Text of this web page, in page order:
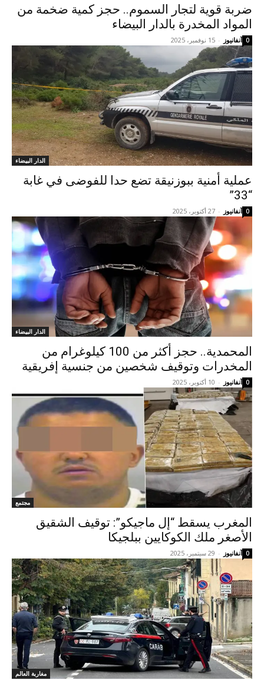
ضربة قوية لتجار السموم.. حجز كمية ضخمة من
المواد المخدرة بالدار البيضاء
آنفانيوز - 15 نوفمبر، 2025 0
الدار البيضاء
عملية أمنية ببوزنيقة تضع حدا للفوضى في غابة
“33”
آنفانيوز - 27 أكتوبر، 2025 0
الدار البيضاء
المحمدية.. حجز أكثر من 100 كيلوغرام من
المخدرات وتوقيف شخصين من جنسية إفريقية
آنفانيوز - 10 أكتوبر، 2025 0
مجتمع
المغرب يسقط “إل ماجيكو”: توقيف الشقيق
الأصغر ملك الكوكايين ببلجيكا
آنفانيوز - 29 سبتمبر، 2025 0
مغاربة العالم